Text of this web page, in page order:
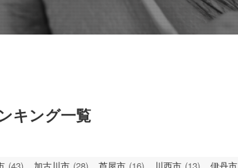
キング一覧